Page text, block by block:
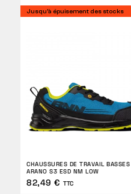
Jusqu'à épuisement des stocks
CHAUSSURES DE TRAVAIL BASSES
ARANO S3 ESD NM LOW
82,49 € TTC